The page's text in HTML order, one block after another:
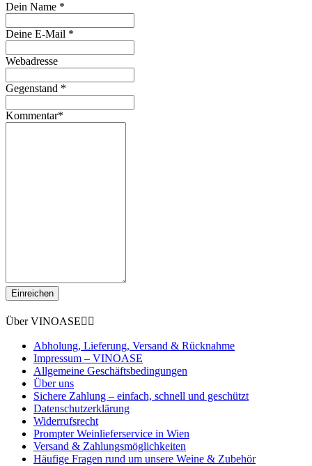
Dein Name *
Deine E-Mail *
Webadresse
Gegenstand *
Kommentar*
Einreichen
Über VINOASE 
Abholung, Lieferung, Versand & Rücknahme
Impressum – VINOASE
Allgemeine Geschäftsbedingungen
Über uns
Sichere Zahlung – einfach, schnell und geschützt
Datenschutzerklärung
Widerrufsrecht
Prompter Weinlieferservice in Wien
Versand & Zahlungsmöglichkeiten
Häufige Fragen rund um unsere Weine & Zubehör